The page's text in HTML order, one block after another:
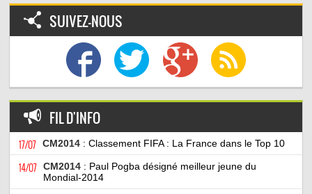
SUIVEZ-NOUS
FIL D'INFO
17/07 CM2014 : Classement FIFA : La France dans le Top 10
14/07 CM2014 : Paul Pogba désigné meilleur jeune du
Mondial-2014